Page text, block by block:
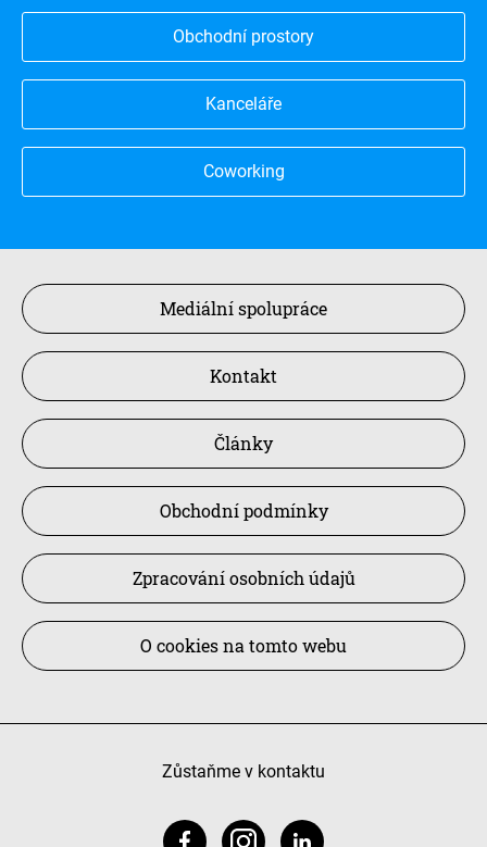
Obchodní prostory
Kanceláře
Coworking
Mediální spolupráce
Kontakt
Články
Obchodní podmínky
Zpracování osobních údajů
O cookies na tomto webu
Zůstaňme v kontaktu